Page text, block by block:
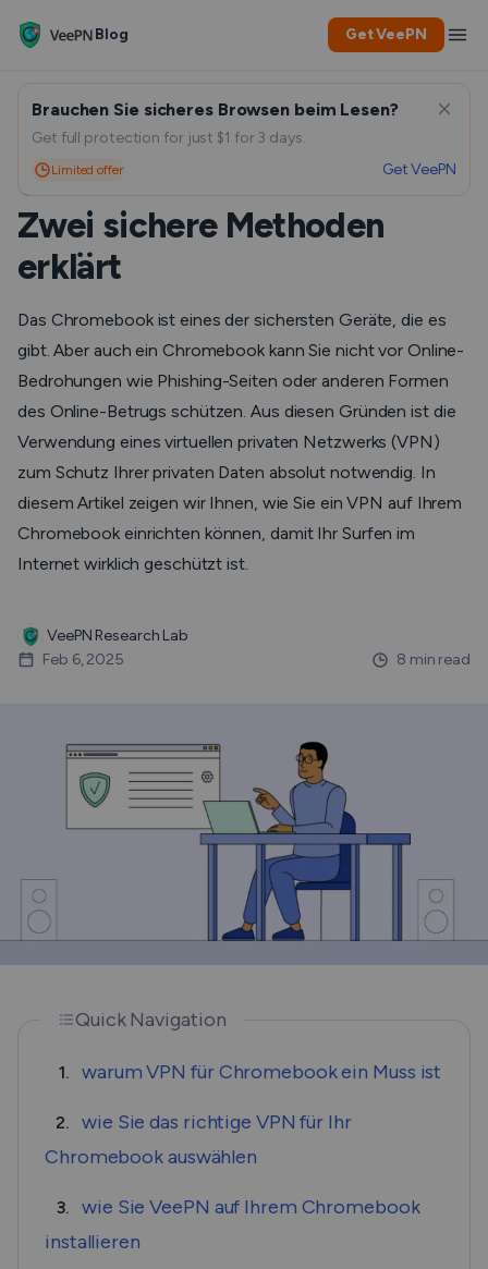
Blog Get VeePN
Wie Sie VPN auf einem
Chromebook einrichten:
Zwei sichere Methoden
erklärt
Das Chromebook ist eines der sichersten Geräte, die es
gibt. Aber auch ein Chromebook kann Sie nicht vor Online-
Bedrohungen wie Phishing-Seiten oder anderen Formen
des Online-Betrugs schützen. Aus diesen Gründen ist die
Verwendung eines virtuellen privaten Netzwerks (VPN)
zum Schutz Ihrer privaten Daten absolut notwendig. In
diesem Artikel zeigen wir Ihnen, wie Sie ein VPN auf Ihrem
Chromebook einrichten können, damit Ihr Surfen im
Internet wirklich geschützt ist.
VeePN Research Lab
Feb 6, 2025
8 min read
Quick Navigation
1. warum VPN für Chromebook ein Muss ist
2.
wie Sie das richtige VPN für Ihr
Chromebook auswählen
3.
wie Sie VeePN auf Ihrem Chromebook
installieren
Brauchen Sie sicheres Browsen beim Lesen?
Get full protection for just $1 for 3 days.
Limited offer Get VeePN